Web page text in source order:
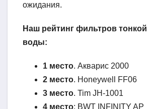
ожидания.
Наш рейтинг фильтров
воды:
1 место. Акварис 2000
2 место. Honeywell FF06
3 место. Tim JH-1001
4 место: BWT INFINITY AP